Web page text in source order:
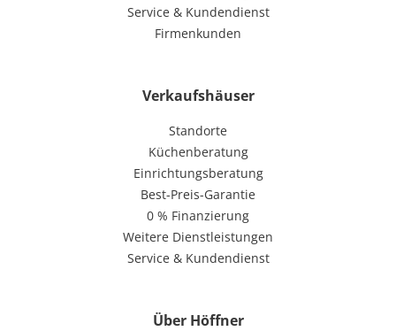
Service & Kundendienst
Firmenkunden
Verkaufshäuser
Standorte
Küchenberatung
Einrichtungsberatung
Best-Preis-Garantie
0 % Finanzierung
Weitere Dienstleistungen
Service & Kundendienst
Über Höffner